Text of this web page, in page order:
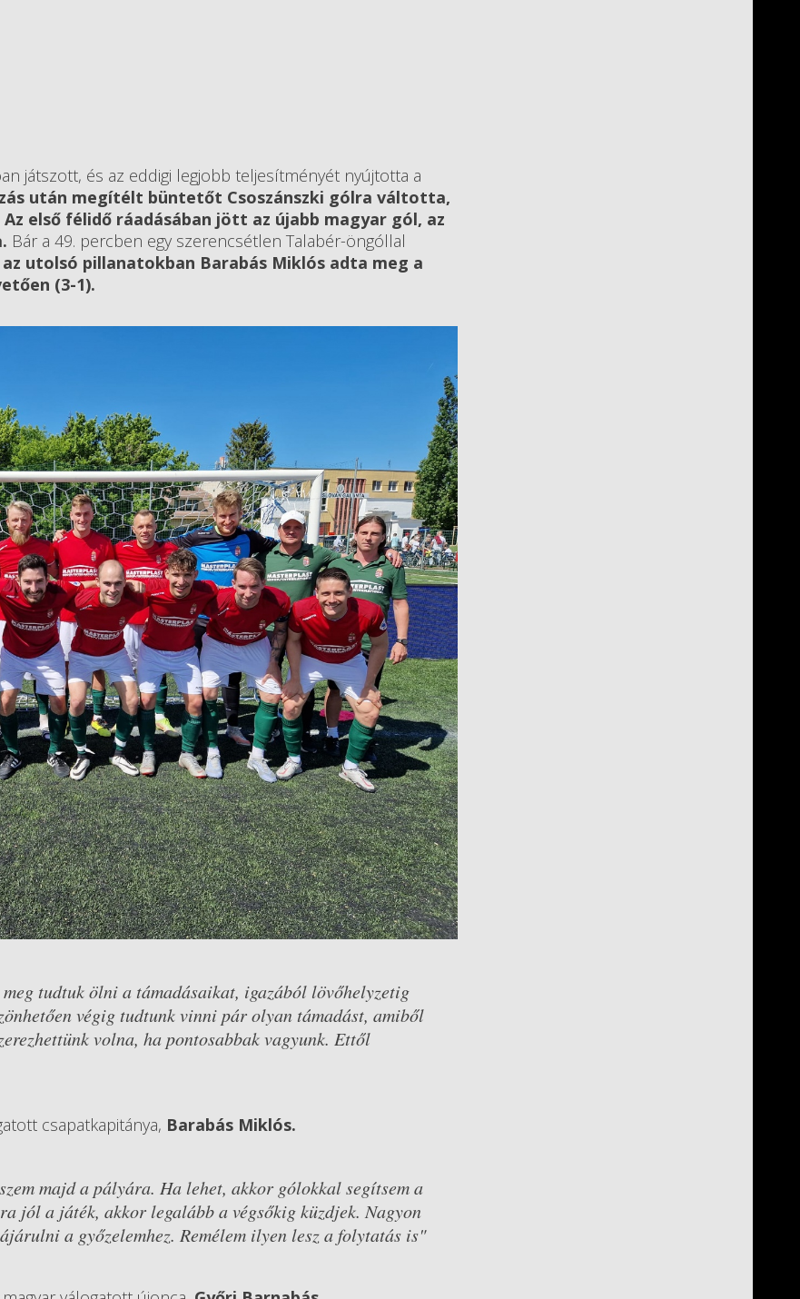
játszott, és az eddigi legjobb teljesítményét nyújtotta a
után megítélt büntetőt Csoszánszki gólra váltotta,
első félidő ráadásában jött az újabb magyar gól, az
Bár a 49. percben egy szerencsétlen Talabér-öngóllal
az utolsó pillanatokban Barabás Miklós adta meg a
(3-1).
tudtuk ölni a támadásaikat, igazából lövőhelyzetig
végig tudtunk vinni pár olyan támadást, amiből
volna, ha pontosabbak vagyunk. Ettől
csapatkapitánya, Barabás Miklós.
majd a pályára. Ha lehet, akkor gólokkal segítsem a
jól a játék, akkor legalább a végsőkig küzdjek. Nagyon
a győzelemhez. Remélem ilyen lesz a folytatás is"